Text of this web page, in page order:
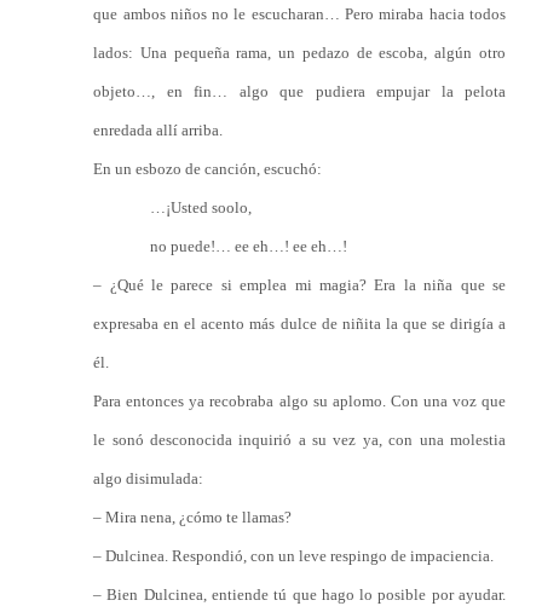
que ambos niños no le escucharan… Pero miraba hacia todos
lados: Una pequeña rama, un pedazo de escoba, algún otro
objeto…, en fin… algo que pudiera empujar la pelota
enredada allí arriba.
En un esbozo de canción, escuchó:
…¡Usted soolo,
no puede!… ee eh…! ee eh…!
– ¿Qué le parece si emplea mi magia? Era la niña que se
expresaba en el acento más dulce de niñita la que se dirigía a
él.
Para entonces ya recobraba algo su aplomo. Con una voz que
le sonó desconocida inquirió a su vez ya, con una molestia
algo disimulada:
– Mira nena, ¿cómo te llamas?
– Dulcinea. Respondió, con un leve respingo de impaciencia.
– Bien Dulcinea, entiende tú que hago lo posible por ayudar.